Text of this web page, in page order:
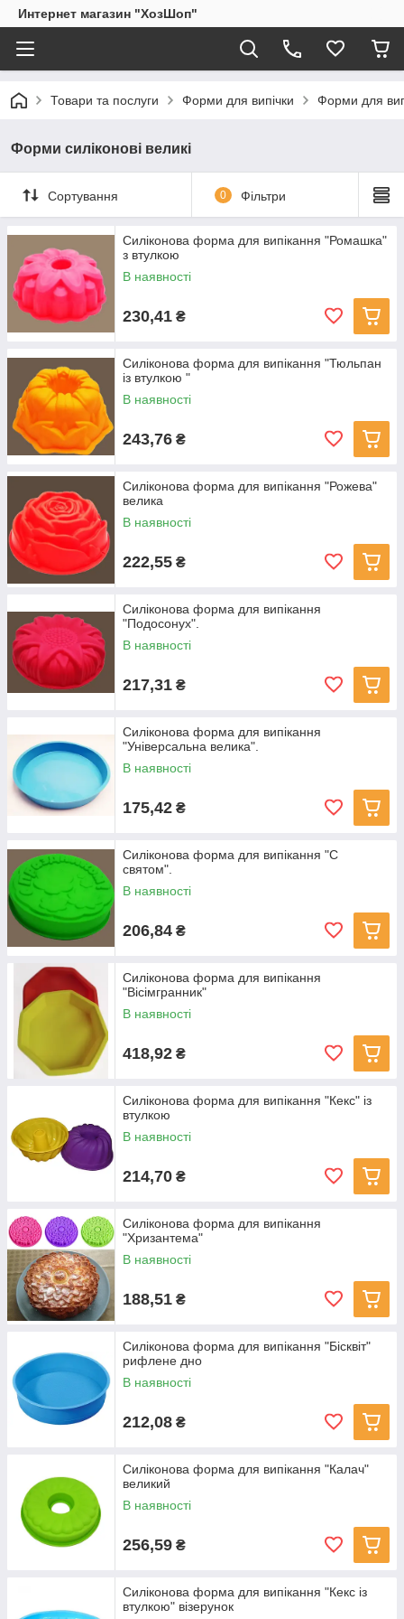
Интернет магазин "ХозШоп"
Товари та послуги Форми для випічки Форми для
Форми силіконові великі
Сортування 0 Фільтри
Силіконова форма для випікання "Ромашка"
з втулкою
В наявності
230,41 ₴
Силіконова форма для випікання "Тюльпан
із втулкою "
В наявності
243,76 ₴
Силіконова форма для випікання "Рожева"
велика
В наявності
222,55 ₴
Силіконова форма для випікання
"Подосонух".
В наявності
217,31 ₴
Силіконова форма для випікання
"Універсальна велика".
В наявності
175,42 ₴
Силіконова форма для випікання "С
святом".
В наявності
206,84 ₴
Силіконова форма для випікання
"Вісімгранник"
В наявності
418,92 ₴
Силіконова форма для випікання "Кекс" із
втулкою
В наявності
214,70 ₴
Силіконова форма для випікання
"Хризантема"
В наявності
188,51 ₴
Силіконова форма для випікання "Бісквіт"
рифлене дно
В наявності
212,08 ₴
Силіконова форма для випікання "Калач"
великий
В наявності
256,59 ₴
Силіконова форма для випікання "Кекс із
втулкою" візерунок